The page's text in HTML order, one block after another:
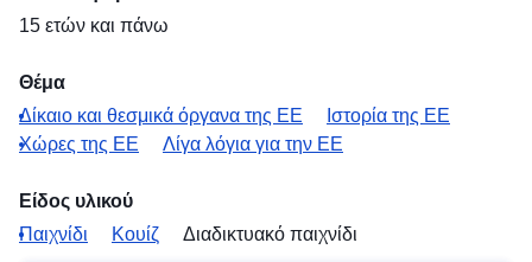
15 ετών και πάνω
Θέμα
Δίκαιο και θεσμικά όργανα της ΕΕ
Ιστορία της ΕΕ
Χώρες της ΕΕ
Λίγα λόγια για την ΕΕ
Είδος υλικού
Παιχνίδι
Κουίζ Διαδικτυακό παιχνίδι